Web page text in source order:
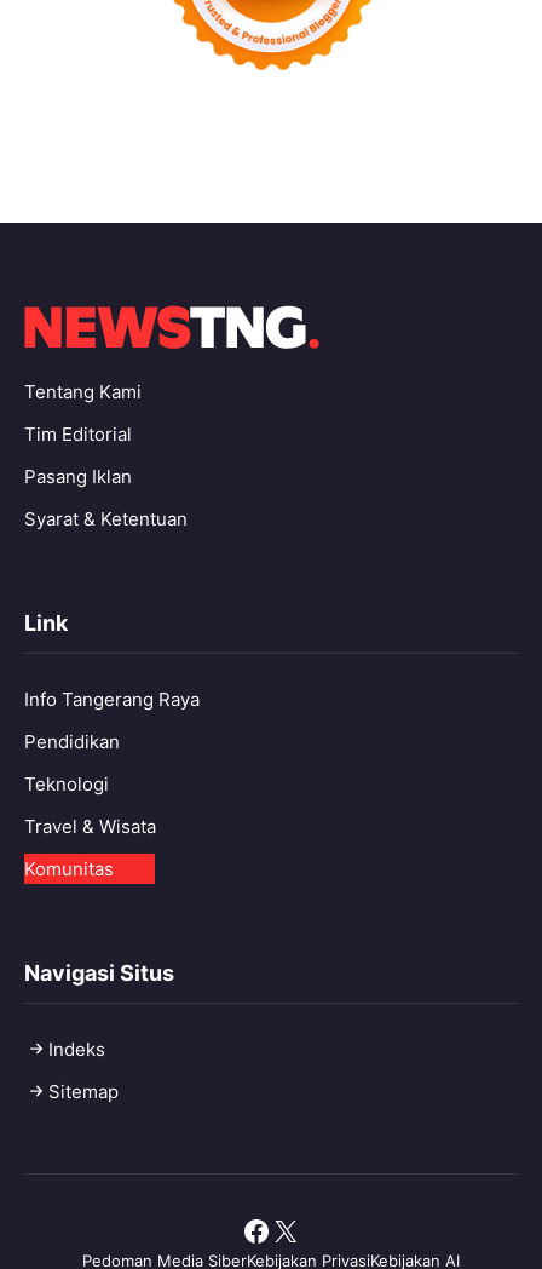
Tentang Kami
Tim Editorial
Pasang Iklan
Syarat & Ketentuan
Link
Info Tangerang Raya
Pendidikan
Teknologi
Travel & Wisata
Komunitas
Navigasi Situs
Indeks
Sitemap
Pedoman Media SiberKebijakan PrivasiKebijakan AI
Facebook
X